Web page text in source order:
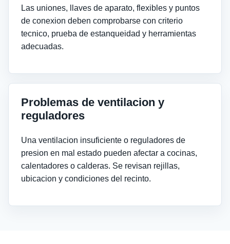
Las uniones, llaves de aparato, flexibles y puntos
de conexion deben comprobarse con criterio
tecnico, prueba de estanqueidad y herramientas
adecuadas.
Problemas de ventilacion y
reguladores
Una ventilacion insuficiente o reguladores de
presion en mal estado pueden afectar a cocinas,
calentadores o calderas. Se revisan rejillas,
ubicacion y condiciones del recinto.